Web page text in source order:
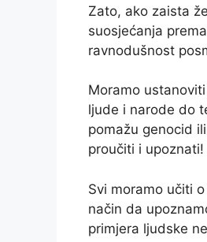
Zato, ako zaista
suosjećanja
ravnodušnost
Moramo
ljude i narode do
pomažu genocid
proučiti i upoznati!
Svi moramo učiti
način da
primjera ljudske